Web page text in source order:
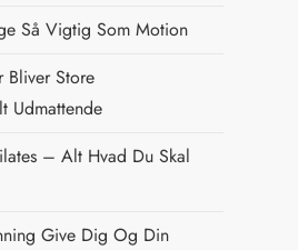
Så Vigtig Som Motion
Bliver Store
Udmattende
– Alt Hvad Du Skal
Give Dig Og Din